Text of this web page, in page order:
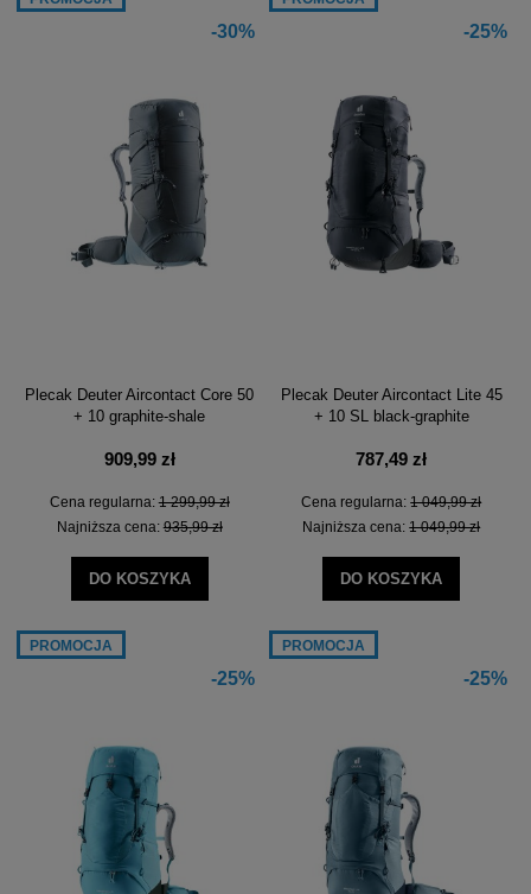
-30%
Plecak Deuter Aircontact Core 50
+ 10 graphite-shale
909,99 zł
Cena regularna:1 299,99 zł
Najniższa cena:935,99 zł
DO KOSZYKA
-25%
Plecak Deuter Aircontact Lite 45
+ 10 SL black-graphite
787,49 zł
Cena regularna:1 049,99 zł
Najniższa cena:1 049,99 zł
DO KOSZYKA
-25%
PROMOCJA
-25%
PROMOCJA